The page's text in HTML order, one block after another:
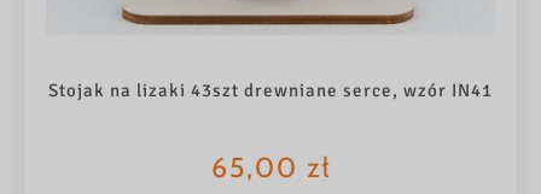
Stojak na lizaki 43szt drewniane serce, wzór IN41
65,00 zł